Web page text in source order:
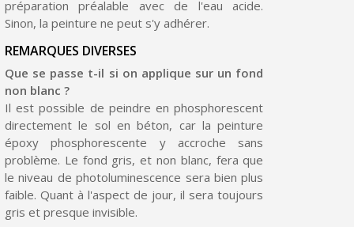
préparation préalable avec de l'eau acide.
Sinon, la peinture ne peut s'y adhérer.
REMARQUES DIVERSES
Que se passe t-il si on applique sur un fond
non blanc ?
Il est possible de peindre en phosphorescent
directement le sol en béton, car la peinture
époxy phosphorescente y accroche sans
problème. Le fond gris, et non blanc, fera que
le niveau de photoluminescence sera bien plus
faible. Quant à l'aspect de jour, il sera toujours
gris et presque invisible.